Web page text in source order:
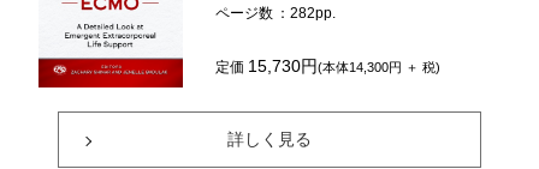
ページ数 ：282pp.
定価 15,730円(本体14,300円 ＋ 税)
詳しく見る